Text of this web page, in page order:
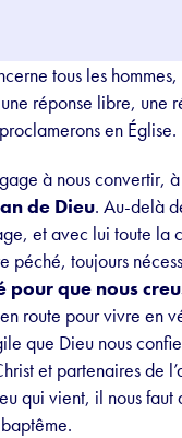
tous les
réponse libre, une
en Église.
à nous convertir, à
de Dieu. Au-delà
et avec lui toute
péché, toujours
pour que nous
route pour vivre en
que Dieu nous
et partenaires de
qui vient, il nous